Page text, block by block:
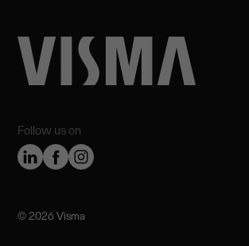
Follow us on
©️ 2026 Visma